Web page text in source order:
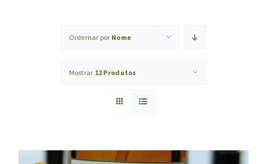
CONTATO
Ordernar por Nome
Mostrar 12 Produtos